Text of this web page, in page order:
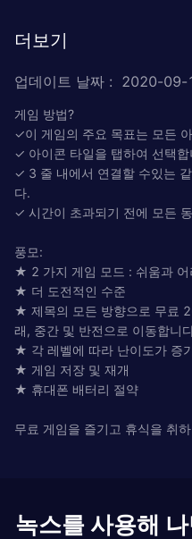
더보기
업데이트 날짜 : 2020-09-
게임 방법?
✓이 게임의 주요 목표는 모든
✓ 아이콘 타일을 탭하여 선택합
✓ 3 줄 내에서 연결할 수있는
다.
✓ 시간이 초과되기 전에 모든
풍모:
★ 2 가지 게임 모드 : 쉬움과 어
★ 더 도전적인 수준
★ 제목의 모든 방향으로 무료
래, 중간 및 반전으로 이동합니
★ 각 레벨에 따라 난이도가 증
★ 게임 저장 및 재개
★ 휴대폰 배터리 절약
무료 게임을 즐기고 휴식을 취
녹스를 사용해